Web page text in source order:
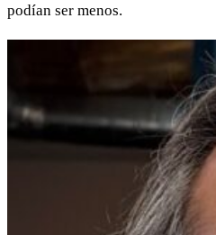
podían ser menos.